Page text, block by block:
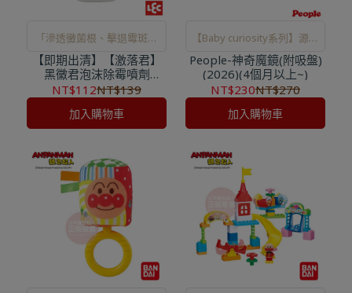
「滲透黴菌根、擊退霉斑、
漂白」三步驟，徹底擊退頑
強的黑黴菌，簡單不費力！
【即期出清】【激落君】
黑黴君泡沫除霉噴劑
400ml(日本製)
NT$112NT$139
加入購物車
【Baby curiosity系列】源自
對嬰幼兒行為的細緻觀察，
滿足寶寶出生後第一份好奇
心。
People-神奇魔鏡(附吸盤)
(2026)(4個月以上~)
NT$230NT$270
加入購物車